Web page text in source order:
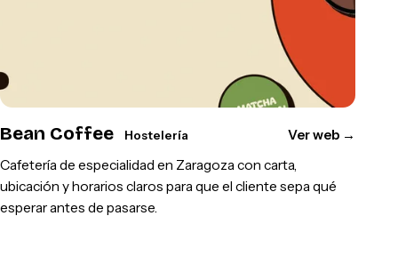
Bean Coffee Hostelería Ver web →
Cafetería de especialidad en Zaragoza con carta,
ubicación y horarios claros para que el cliente sepa qué
esperar antes de pasarse.